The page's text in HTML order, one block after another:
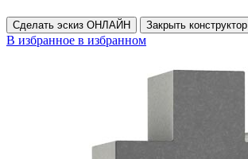
Сделать эскиз ОНЛАЙН Закрыть конструктор
В избранное в избранном